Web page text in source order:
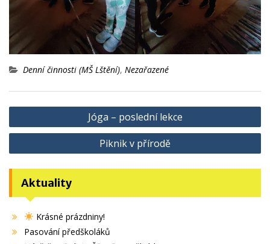
Denní činnosti (MŠ Lštění), Nezařazené
Navigace
pro
Jóga – poslední lekce
Piknik v přírodě
Aktuality
Krásné prázdniny!
Pasování předškoláků